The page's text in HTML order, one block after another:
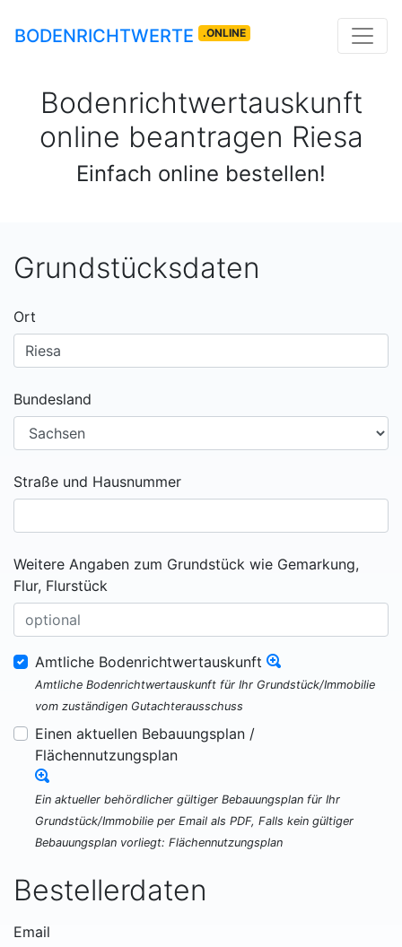
BODENRICHTWERTE .ONLINE
Bodenrichtwertauskunft
online beantragen Riesa
Einfach online bestellen!
Grundstücksdaten
Ort
Bundesland
Straße und Hausnummer
Weitere Angaben zum Grundstück wie Gemarkung,
Flur, Flurstück
Amtliche Bodenrichtwertauskunft
Amtliche Bodenrichtwertauskunft für Ihr Grundstück/Immobilie
vom zuständigen Gutachterausschuss
Einen aktuellen Bebauungsplan /
Flächennutzungsplan
Ein aktueller behördlicher gültiger Bebauungsplan für Ihr
Grundstück/Immobilie per Email als PDF, Falls kein gültiger
Bebauungsplan vorliegt: Flächennutzungsplan
Bestellerdaten
Email